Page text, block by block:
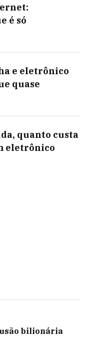
é só
e eletrônico
quase
quanto custa
eletrônico
bilionária